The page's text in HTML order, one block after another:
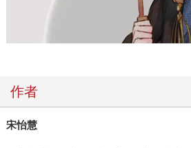
4.針對喜歡《國學潮人誌》這兩本書
們也找出自己心目中的「最潮古人」
個人心裡都有一位熠熠閃耀光芒的偶
驗，也請傅文豪老師繪製Q版古潮人
驗，先去閱讀命定的古潮人，從中思
是和他的價值觀很雷同？人生的選擇
作者
宋怡慧